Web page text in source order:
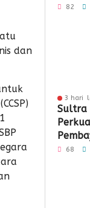
dan
82
3 hari
Sultra
68